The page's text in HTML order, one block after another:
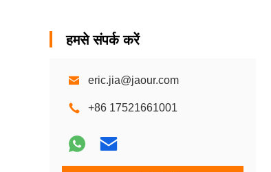
हमसे संपर्क करें
eric.jia@jaour.com
+86 17521661001